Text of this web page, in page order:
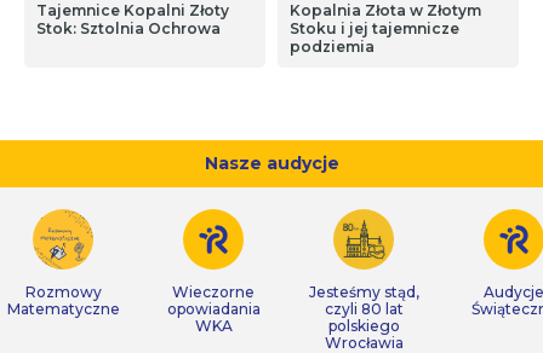
Tajemnice Kopalni Złoty
Stok: Sztolnia Ochrowa
Kopalnia Złota w Złotym
Stoku i jej tajemnicze
podziemia
Nasze audycje
Rozmowy
Matematyczne
Wieczorne
opowiadania
WKA
Jesteśmy stąd,
czyli 80 lat
polskiego
Wrocławia
Audycje